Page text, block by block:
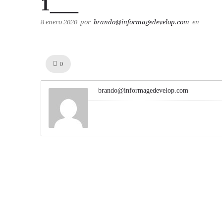
8 enero 2020 por brando@informagedevelop.com en
0
brando@informagedevelop.com